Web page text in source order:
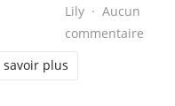
Lily
Aucun
commentaire
savoir plus